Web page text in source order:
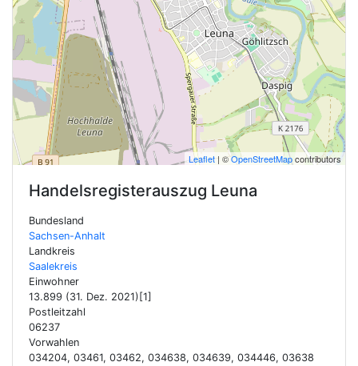
Leaflet| ©OpenStreetMapcontributors
Handelsregisterauszug Leuna
Bundesland
Sachsen-Anhalt
Landkreis
Saalekreis
Einwohner
13.899 (31. Dez. 2021)[1]
Postleitzahl
06237
Vorwahlen
034204, 03461, 03462, 034638, 034639, 034446, 03638